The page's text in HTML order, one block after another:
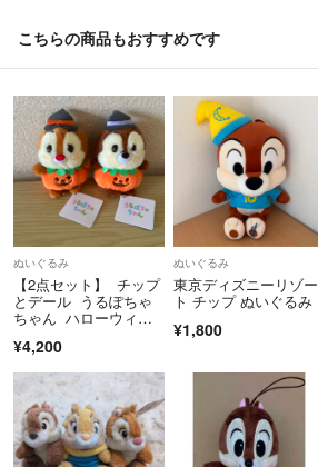
平日 日中はお返事が出来ません。
こちらの商品もおすすめです
ぬいぐるみ
【2点セット】 チップ
とデール うるぽちゃ
ちゃん ハローウィ
ニーストア
¥4,200
ぬいぐるみ
東京ディズニーリゾー
ト チップ ぬいぐるみ
¥1,800